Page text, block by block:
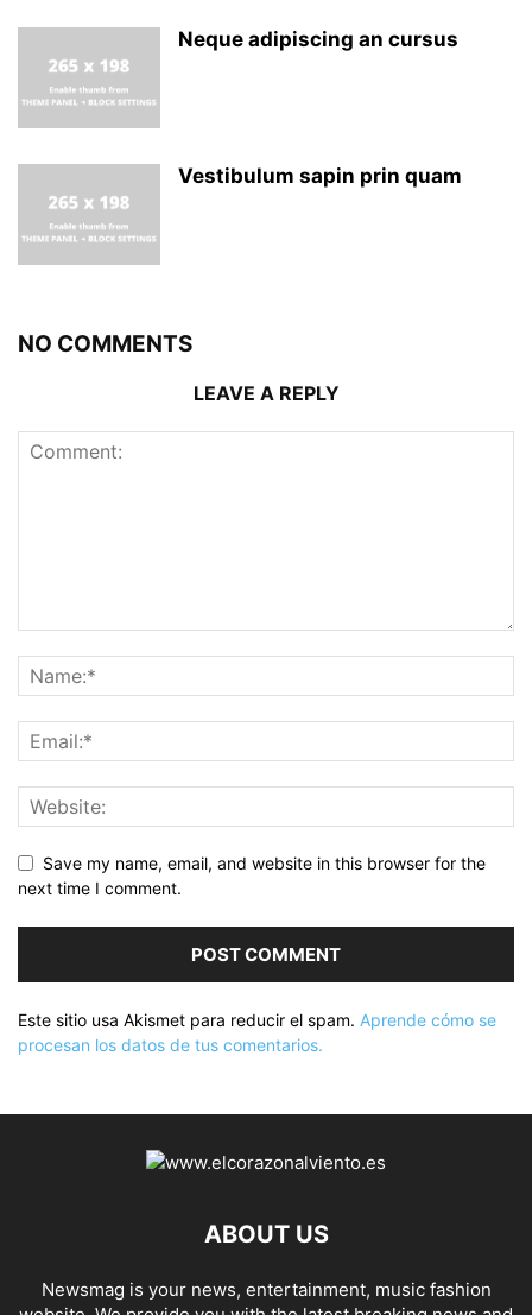
Neque adipiscing an cursus
Vestibulum sapin prin quam
NO COMMENTS
LEAVE A REPLY
Save my name, email, and website in this browser for the
next time I comment.
Este sitio usa Akismet para reducir el spam. Aprende cómo se
procesan los datos de tus comentarios.
ABOUT US
Newsmag is your news, entertainment, music fashion